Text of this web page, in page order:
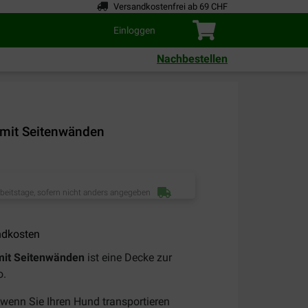
Versandkostenfrei ab 69 CHF
Einloggen
Nachbestellen
Seitenwänden
sofern nicht anders angegeben
Seitenwänden ist eine Decke zur
Sie Ihren Hund transportieren